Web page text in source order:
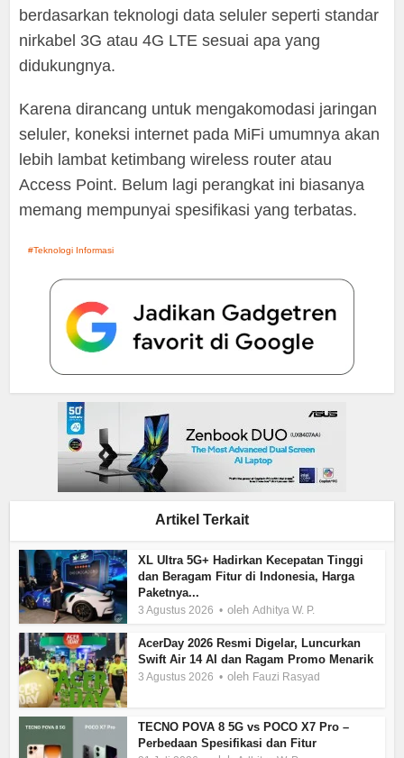
berdasarkan teknologi data seluler seperti standar
nirkabel 3G atau 4G LTE sesuai apa yang
didukungnya.
Karena dirancang untuk mengakomodasi jaringan
seluler, koneksi internet pada MiFi umumnya akan
lebih lambat ketimbang wireless router atau
Access Point. Belum lagi perangkat ini biasanya
memang mempunyai spesifikasi yang terbatas.
Teknologi Informasi
Artikel Terkait
XL Ultra 5G+ Hadirkan Kecepatan Tinggi
dan Beragam Fitur di Indonesia, Harga
Paketnya...
3 Agustus 2026 olehAdhitya W. P.
AcerDay 2026 Resmi Digelar, Luncurkan
Swift Air 14 AI dan Ragam Promo Menarik
3 Agustus 2026 oleh Fauzi Rasyad
TECNO POVA 8 5G vs POCO X7 Pro –
Perbedaan Spesifikasi dan Fitur